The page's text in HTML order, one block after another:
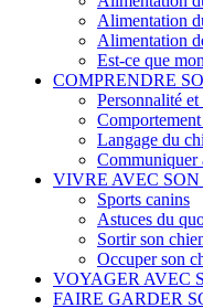
Alimentation
Alimentation
Est-ce que
COMPRENDRE
Personnalité
Langage du
Communiquer
VIVRE AVEC
Sports canins
Astuces du
Sortir son
Occuper son
VOYAGER AVEC
FAIRE GARDER